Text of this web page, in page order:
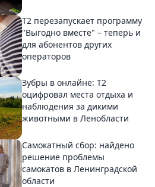
Т2 перезапускает программу
"Выгодно вместе" – теперь и
для абонентов других
операторов
Зубры в онлайне: Т2
оцифровал места отдыха и
наблюдения за дикими
животными в Ленобласти
Самокатный сбор: найдено
решение проблемы
самокатов в Ленинградской
области